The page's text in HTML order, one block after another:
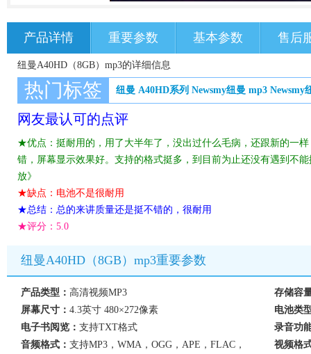
产品详情 重要参数 基本参数 售后
纽曼A40HD（8GB）mp3的详细信息
热门标签 纽曼 A40HD系列 Newsmy纽曼 mp3 Newsmy
网友最认可的点评
★优点：挺耐用的，用了大半年了，没出过什么毛病，还跟新的一
错，屏幕显示效果好。支持的格式挺多，到目前为止还没有遇到不
放》
★缺点：电池不是很耐用
★总结：总的来讲质量还是挺不错的，很耐用
★评分： 5.0
纽曼A40HD（8GB）mp3重要参数
产品类型： 高清视频MP3
存储容
屏幕尺寸： 4.3英寸 480×272像素
电池类
电子书阅览： 支持TXT格式
录音功
音频格式： 支持MP3，WMA，OGG，APE，FLAC，
视频格